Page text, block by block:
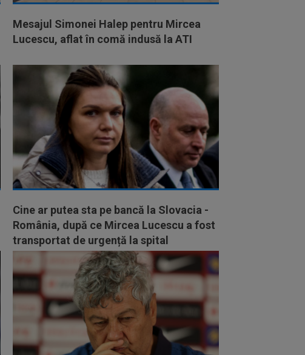
Mesajul Simonei Halep pentru Mircea
Lucescu, aflat în comă indusă la ATI
Cine ar putea sta pe bancă la Slovacia -
România, după ce Mircea Lucescu a fost
transportat de urgență la spital